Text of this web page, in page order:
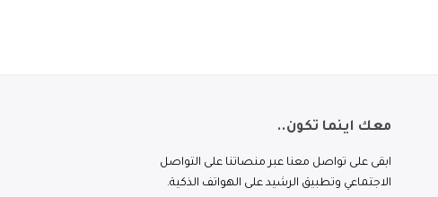
معك اينما تكون..
ابقى على تواصل معنا عبر منصاتنا على التواصل
الاجتماعي وتطبيق الرشيد على الهواتف الذكية.